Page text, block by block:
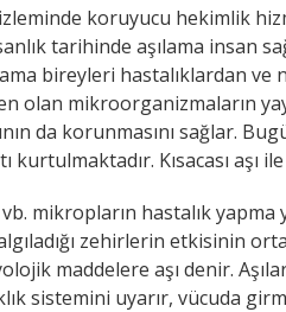
izleminde koruyucu hekimlik
tarihinde aşılama insan
bireyleri hastalıklardan
olan mikroorganizmaların
da korunmasını sağlar.
kurtulmaktadır. Kısacası aşı
mikropların hastalık yapma
zehirlerin etkisinin
maddelere aşı denir.
sistemini uyarır, vücuda